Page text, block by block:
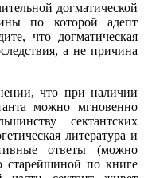
догматической
по которой адепт
что догматическая
а не причина
что при наличии
можно мгновенно
сектантских
литература и
ответы (можно
старейшиной по книге